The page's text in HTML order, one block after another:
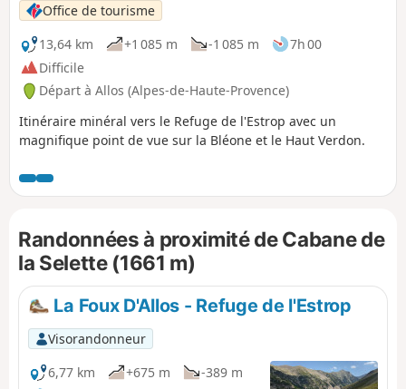
Office de tourisme
13,64 km
+1 085 m -1 085 m
7h 00
Difficile
Départ à Allos (Alpes-de-Haute-Provence)
Itinéraire minéral vers le Refuge de l'Estrop avec un
magnifique point de vue sur la Bléone et le Haut Verdon.
Randonnées à proximité de Cabane de
la Selette (1661 m)
La Foux D'Allos - Refuge de l'Estrop
Visorandonneur
6,77 km
+675 m
-389 m